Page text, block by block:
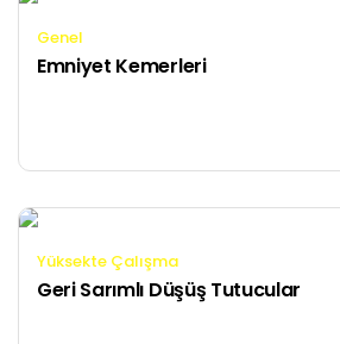
Genel
Emniyet Kemerleri
Yüksekte Çalışma
Geri Sarımlı Düşüş Tutucular